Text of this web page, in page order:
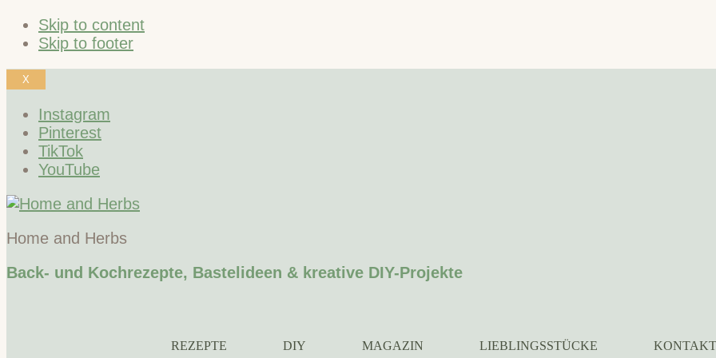
Skip to content
Skip to footer
X
Instagram
Pinterest
TikTok
YouTube
Home and Herbs
Back- und Kochrezepte, Bastelideen & kreative DIY-Projekte
REZEPTE DIY MAGAZIN LIEBLINGSSTÜCKE KONTAKT